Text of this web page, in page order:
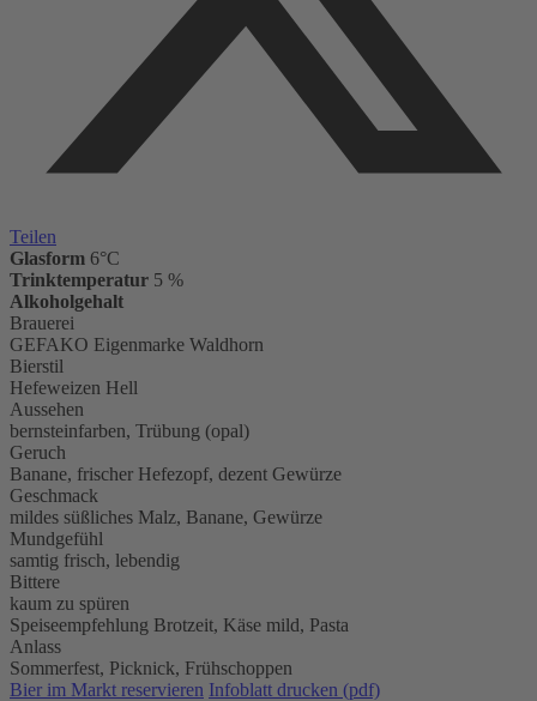
Teilen
Glasform 6°C
Trinktemperatur 5 %
Alkoholgehalt
Brauerei
GEFAKO Eigenmarke Waldhorn
Bierstil
Hefeweizen Hell
Aussehen
bernsteinfarben, Trübung (opal)
Geruch
Banane, frischer Hefezopf, dezent Gewürze
Geschmack
mildes süßliches Malz, Banane, Gewürze
Mundgefühl
samtig frisch, lebendig
Bittere
kaum zu spüren
Speiseempfehlung Brotzeit, Käse mild, Pasta
Anlass
Sommerfest, Picknick, Frühschoppen
Bier im Markt reservieren Infoblatt drucken (pdf)